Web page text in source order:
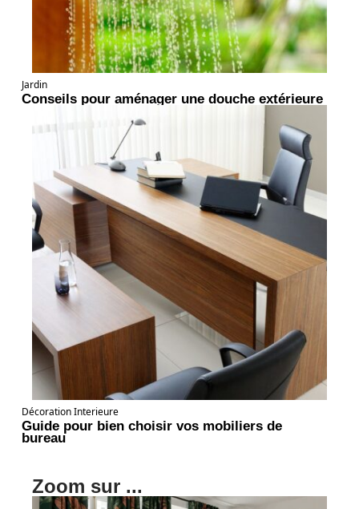
Jardin
Conseils pour aménager une douche extérieure
Décoration Interieure
Guide pour bien choisir vos mobiliers de
bureau
Zoom sur ...